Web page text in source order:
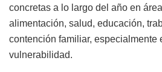
concretas a lo largo del año en
alimentación, salud, educación,
contención familiar, especialmente
vulnerabilidad.